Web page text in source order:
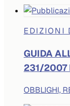
EDIZIONI
GUIDA
231/2007
OBBLIGHI,